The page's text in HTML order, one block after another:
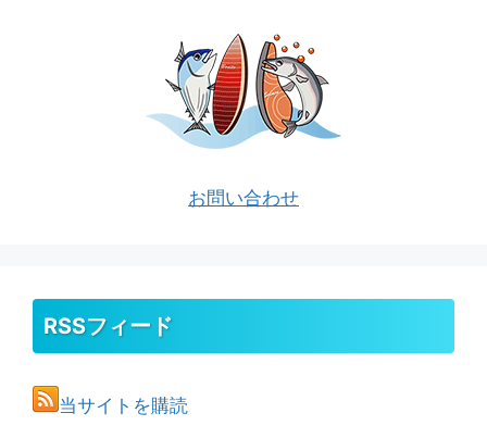
お問い合わせ
RSSフィード
当サイトを購読